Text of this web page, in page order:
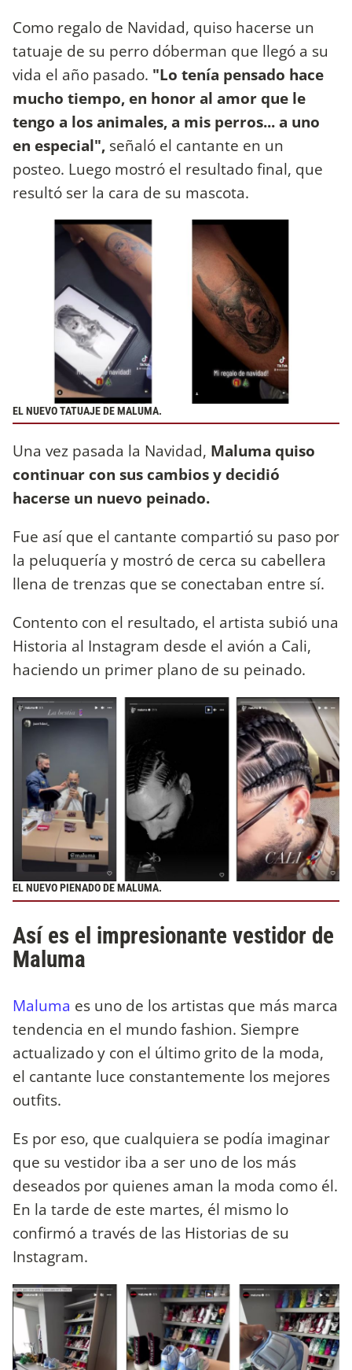
Como regalo de Navidad, quiso hacerse un
tatuaje de su perro dóberman que llegó a su
vida el año pasado. "Lo tenía pensado hace
mucho tiempo, en honor al amor que le
tengo a los animales, a mis perros... a uno
en especial", señaló el cantante en un
posteo. Luego mostró el resultado final, que
resultó ser la cara de su mascota.
EL NUEVO TATUAJE DE MALUMA.
Una vez pasada la Navidad, Maluma quiso
continuar con sus cambios y decidió
hacerse un nuevo peinado.
Fue así que el cantante compartió su paso por
la peluquería y mostró de cerca su cabellera
llena de trenzas que se conectaban entre sí.
Contento con el resultado, el artista subió una
Historia al Instagram desde el avión a Cali,
haciendo un primer plano de su peinado.
EL NUEVO PIENADO DE MALUMA.
Así es el impresionante vestidor de
Maluma
Maluma es uno de los artistas que más marca
tendencia en el mundo fashion. Siempre
actualizado y con el último grito de la moda,
el cantante luce constantemente los mejores
outfits.
Es por eso, que cualquiera se podía imaginar
que su vestidor iba a ser uno de los más
deseados por quienes aman la moda como él.
En la tarde de este martes, él mismo lo
confirmó a través de las Historias de su
Instagram.